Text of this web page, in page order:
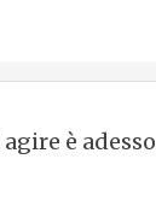
è adesso